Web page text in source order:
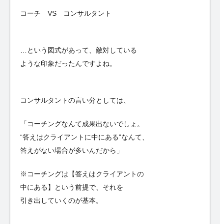
コーチ VS コンサルタント
…という図式があって、敵対している
ような印象だったんですよね。
コンサルタントの言い分としては、
「コーチングなんて成果出ないでしょ。
“答えはクライアントに中にある”なんて、
答えがない場合が多いんだから」
※コーチングは【答えはクライアントの
中にある】という前提で、それを
引き出していくのが基本。